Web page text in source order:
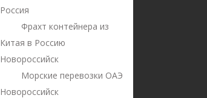
Россия
Фрахт контейнера из
Китая в Россию
Новороссийск
Морские перевозки ОАЭ
Новороссийск